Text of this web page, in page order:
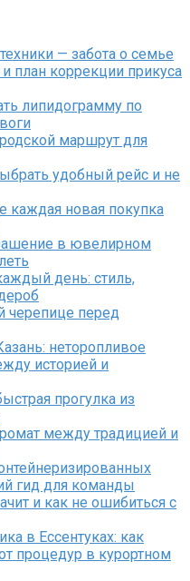
— забота о семье
план коррекции прикуса
липидограмму по
маршрут для
удобный рейс и не
каждая новая покупка
в ювелирном
день: стиль,
черепице перед
неторопливое
историей и
прогулка из
между традицией и
гид для команды
и как не ошибиться с
в Ессентуках: как
процедур в курортном